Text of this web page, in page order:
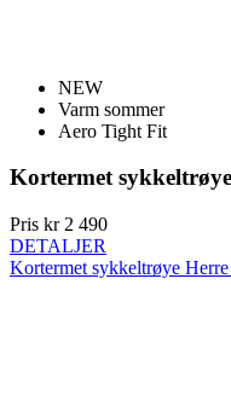
NEW
Varm sommer
Aero Tight Fit
Kortermet
Pris kr 2 490
DETALJER
Kortermet sykkeltrøye